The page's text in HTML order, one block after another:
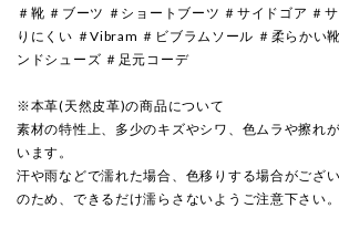
＃靴 ＃ブーツ ＃ショートブーツ ＃サイドゴア ＃
りにくい ＃Vibram ＃ビブラムソール ＃柔らかい
ンドシューズ ＃足元コーデ
※本革(天然皮革)の商品について
素材の特性上、多少のキズやシワ、色ムラや擦れ
います。
汗や雨などで濡れた場合、色移りする場合がござ
のため、できるだけ濡らさないようご注意下さい。